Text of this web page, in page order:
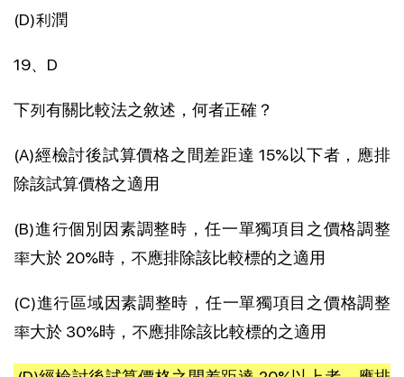
(D)利潤
19、D
下列有關比較法之敘述，何者正確？
(A)經檢討後試算價格之間差距達 15%以下者，應排
除該試算價格之適用
(B)進行個別因素調整時，任一單獨項目之價格調整
率大於 20%時，不應排除該比較標的之適用
(C)進行區域因素調整時，任一單獨項目之價格調整
率大於 30%時，不應排除該比較標的之適用